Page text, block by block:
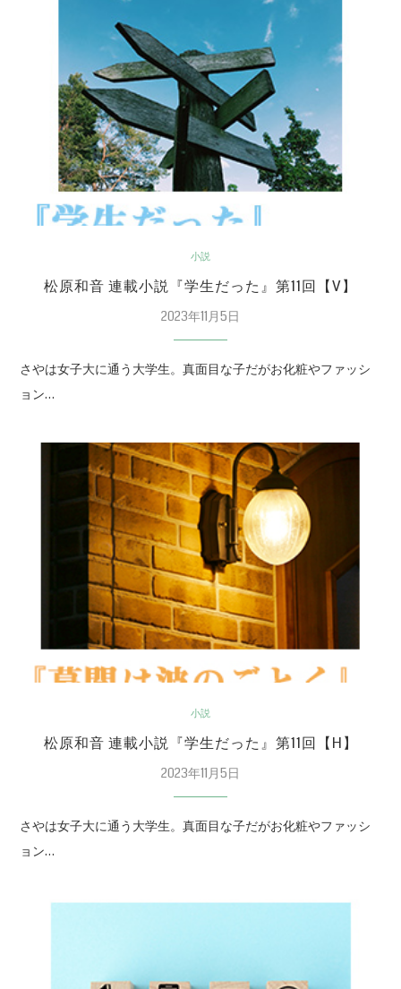
小説
松原和音 連載小説『学生だった』第11回【V】
2023年11月5日
さやは女子大に通う大学生。真面目な子だがお化粧やファッシ
ョン…
小説
松原和音 連載小説『学生だった』第11回【H】
2023年11月5日
さやは女子大に通う大学生。真面目な子だがお化粧やファッシ
ョン…